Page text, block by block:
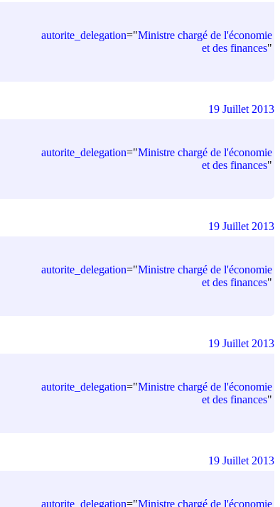
autorite_delegation="Ministre chargé de l'économie
et des finances"
autorite_delegation="Ministre chargé de l'économie
et des finances"
19 Juillet 2013
autorite_delegation="Ministre chargé de l'économie
et des finances"
19 Juillet 2013
autorite_delegation="Ministre chargé de l'économie
et des finances"
19 Juillet 2013
autorite_delegation="Ministre chargé de l'économie
19 Juillet 2013